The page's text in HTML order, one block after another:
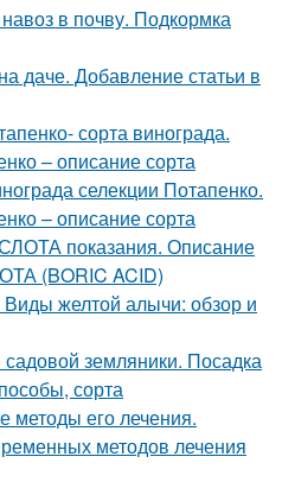
в почву. Подкормка
даче. Добавление статьи в
сорта винограда.
– описание сорта
селекции Потапенко.
– описание сорта
показания. Описание
(BORIC ACID)
желтой алычи: обзор и
земляники. Посадка
сорта
методы его лечения.
методов лечения